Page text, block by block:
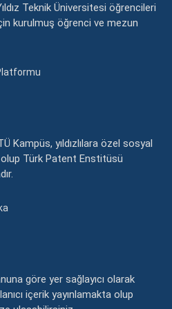
Teknik Üniversitesi öğrencileri
kurulmuş öğrenci ve mezun
Kampüs, yıldızlılara özel sosyal
Türk Patent Enstitüsü
göre yer sağlayıcı olarak
içerik yayınlamakta olup